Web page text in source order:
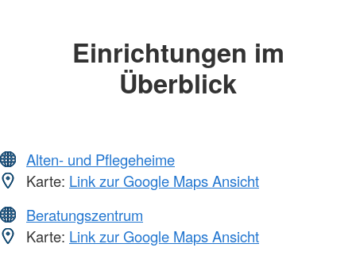
Einrichtungen im
Überblick
Alten- und Pflegeheime
Karte: Link zur Google Maps Ansicht
Beratungszentrum
Karte: Link zur Google Maps Ansicht